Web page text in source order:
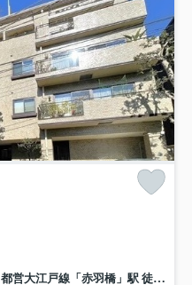
都営大江戸線「赤羽橋」駅 徒歩12分